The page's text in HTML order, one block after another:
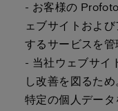
- お客様の
ェブサイトおよ
するサービスを
- 当社ウェブサイ
し改善を図るた
特定の個人デー